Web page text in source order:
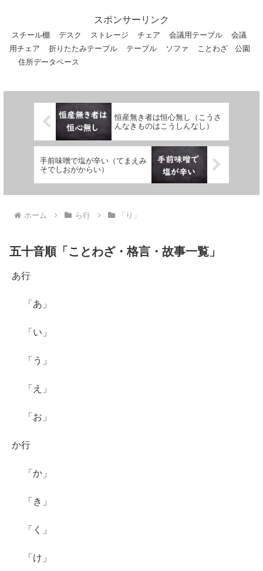
スポンサーリンク
スチール棚 デスク ストレージ チェア 会議用テーブル
会議
用チェア
折りたたみテーブル テーブル ソファ ことわざ
公園
住所データベース
恒産無き者は恒心無し（こうさ
んなきものはこうしんなし）
手前味噌で塩が辛い（てまえみ
そでしおがからい）
ホーム ら行 「り」
五十音順「ことわざ・格言・故事一覧」
あ行
「あ」
「い」
「う」
「え」
「お」
か行
「か」
「き」
「く」
「け」